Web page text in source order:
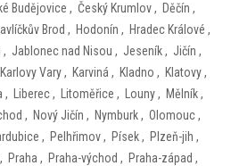
Budějovice , Český Krumlov, Děčín ,
Brod , Hodonín , Hradec Králové ,
, Jablonec nad Nisou , Jeseník, Jičín ,
Karlovy Vary, Karviná , Kladno , Klatovy,
, Liberec, Litoměřice , Louny, Mělník,
, Nový Jičín , Nymburk, Olomouc,
, Pelhřimov, Písek, Plzeň-jih ,
, Praha , Praha-východ , Praha-západ ,